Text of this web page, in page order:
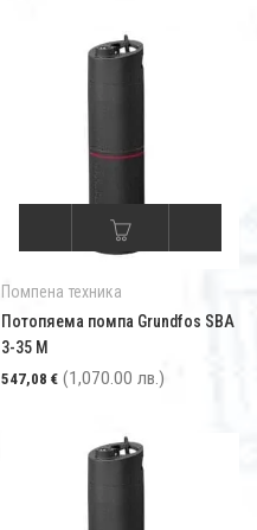
Помпена техника
Потопяема помпа Grundfos SBA
3-35 M
547,08€ (1,070.00 лв.)